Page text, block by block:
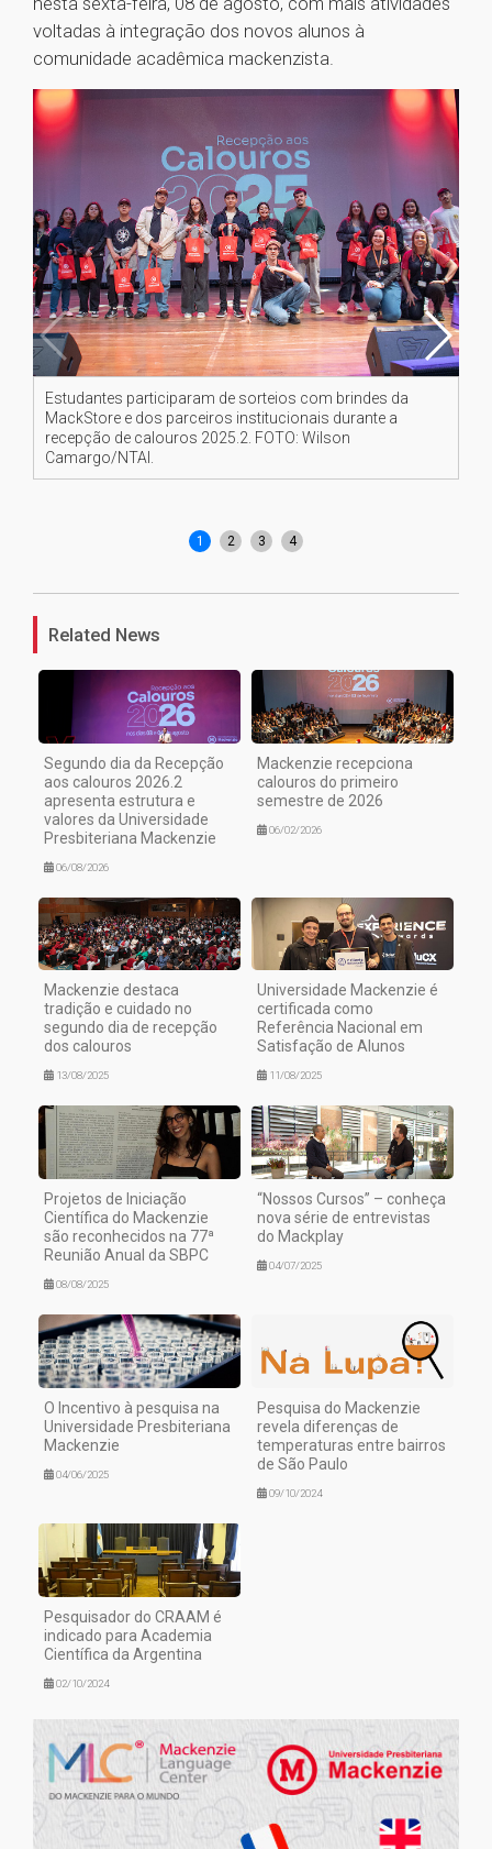
voltadas à integração dos novos alunos à
comunidade acadêmica mackenzista.
Estudantes participaram de sorteios com brindes da
MackStore e dos parceiros institucionais durante a
recepção de calouros 2025.2. FOTO: Wilson
Camargo/NTAI.
1 2 3 4
Related News
Segundo dia da Recepção
aos calouros 2026.2
apresenta estrutura e
valores da Universidade
Presbiteriana Mackenzie
06/08/2026
Mackenzie recepciona
calouros do primeiro
semestre de 2026
06/02/2026
Mackenzie destaca
tradição e cuidado no
segundo dia de recepção
dos calouros
13/08/2025
Universidade Mackenzie é
certificada como
Referência Nacional em
Satisfação de Alunos
11/08/2025
Projetos de Iniciação
Científica do Mackenzie
são reconhecidos na 77ª
Reunião Anual da SBPC
08/08/2025
“Nossos Cursos” – conheça
nova série de entrevistas
do Mackplay
04/07/2025
O Incentivo à pesquisa na
Universidade Presbiteriana
Mackenzie
04/06/2025
Pesquisa do Mackenzie
revela diferenças de
temperaturas entre bairros
de São Paulo
09/10/2024
Pesquisador do CRAAM é
indicado para Academia
Científica da Argentina
02/10/2024